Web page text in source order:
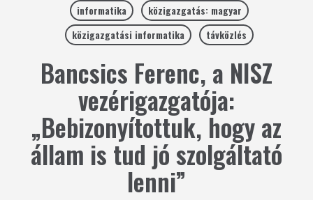
informatika
közigazgatás: magyar
közigazgatási informatika
távközlés
Bancsics Ferenc, a NISZ
vezérigazgatója:
„Bebizonyítottuk, hogy az
állam is tud jó szolgáltató
lenni”